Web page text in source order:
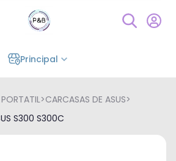
Principal
>CARCASAS DE ASUS>
S300 S300C